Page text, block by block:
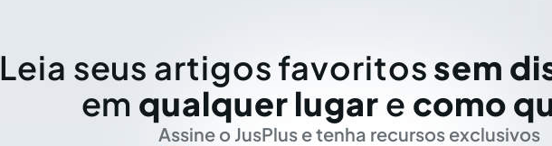
Leia seus artigos favoritos sem
em qualquer lugar e como
Assine o JusPlus e tenha recursos exclusivos